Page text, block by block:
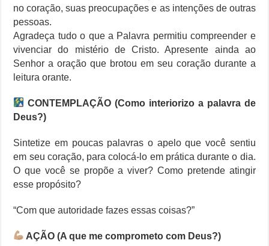
no coração, suas preocupações e as intenções de outras
pessoas.
Agradeça tudo o que a Palavra permitiu compreender e
vivenciar do mistério de Cristo. Apresente ainda ao
Senhor a oração que brotou em seu coração durante a
leitura orante.
CONTEMPLAÇÃO (Como interiorizo a palavra de
Deus?)
Sintetize em poucas palavras o apelo que você sentiu
em seu coração, para colocá-lo em prática durante o dia.
O que você se propõe a viver? Como pretende atingir
esse propósito?
“Com que autoridade fazes essas coisas?”
AÇÃO (A que me comprometo com Deus?)